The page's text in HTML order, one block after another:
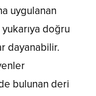
uygulanan
doğru
dayanabilir.
bulunan deri